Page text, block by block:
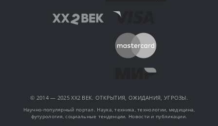
© 2014 — 2025 XX2 ВЕК. ОТКРЫТИЯ, ОЖИДАНИЯ, УГРОЗЫ.
Научно-популярный портал. Наука, техника, технологии, медицина,
футурология, социальные тенденции. Новости и публикации.